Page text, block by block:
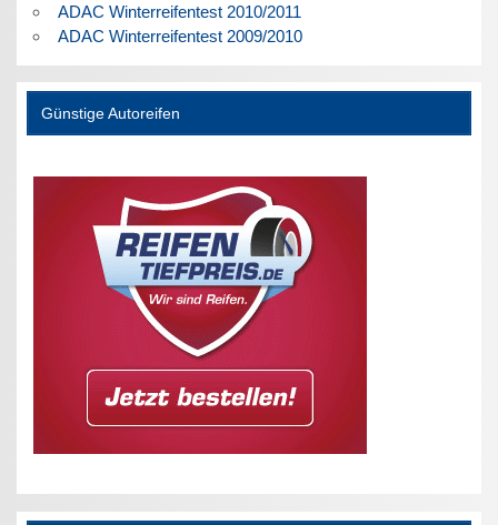
ADAC Winterreifentest 2010/2011
ADAC Winterreifentest 2009/2010
Günstige Autoreifen